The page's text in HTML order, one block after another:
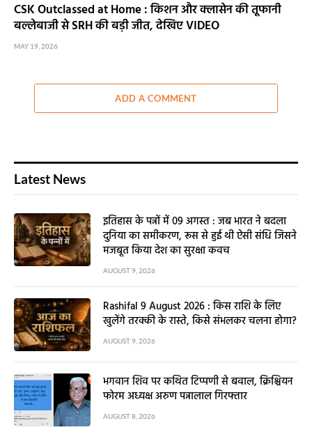
CSK Outclassed at Home : किशन और क्लासेन की तूफानी
बल्लेबाजी से SRH की बड़ी जीत, देखिए VIDEO
MAY 19, 2026
ADD A COMMENT
Latest News
इतिहास के पन्नों में 09 अगस्त : जब भारत ने बदला
दुनिया का समीकरण, रूस से हुई थी ऐसी संधि जिसने
मजबूत किया देश का सुरक्षा कवच
AUGUST 9, 2026
Rashifal 9 August 2026 : किस राशि के लिए
खुलेंगे तरक्की के रास्ते, किसे संभलकर चलना होगा?
AUGUST 9, 2026
भगवान शिव पर कथित टिप्पणी से बवाल, क्रिश्चियन
फोरम अध्यक्ष अरुण पन्नालाल गिरफ्तार
AUGUST 8, 2026